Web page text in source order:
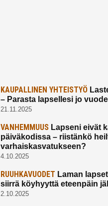
KAUPALLINEN YHTEISTYÖ
– Parasta lapsellesi jo
21.11.2025
VANHEMMUUSLapseni eivät
päiväkodissa – riistänkö
varhaiskasvatukseen?
4.10.2025
RUUHKAVUODET Laman
siirrä köyhyyttä eteenpäin
2.10.2025